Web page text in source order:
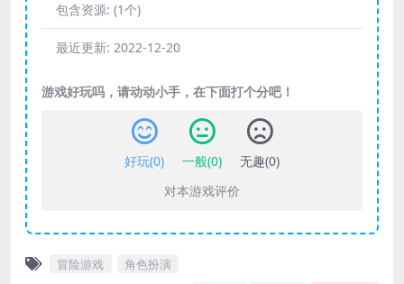
包含资源: (1个)
最近更新: 2022-12-20
游戏好玩吗，请动动小手，在下面打个分吧！
好玩(0) 一般(0) 无趣(0)
对本游戏评价
冒险游戏 角色扮演